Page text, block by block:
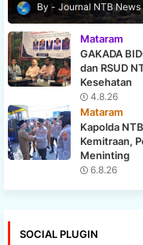
Journal NTB News
Mataram
GAKADA
dan RSUD
Kesehatan
4.8.26
Mataram
Kapolda
Kemitraan,
Meninting
6.8.26
SOCIAL PLUGIN